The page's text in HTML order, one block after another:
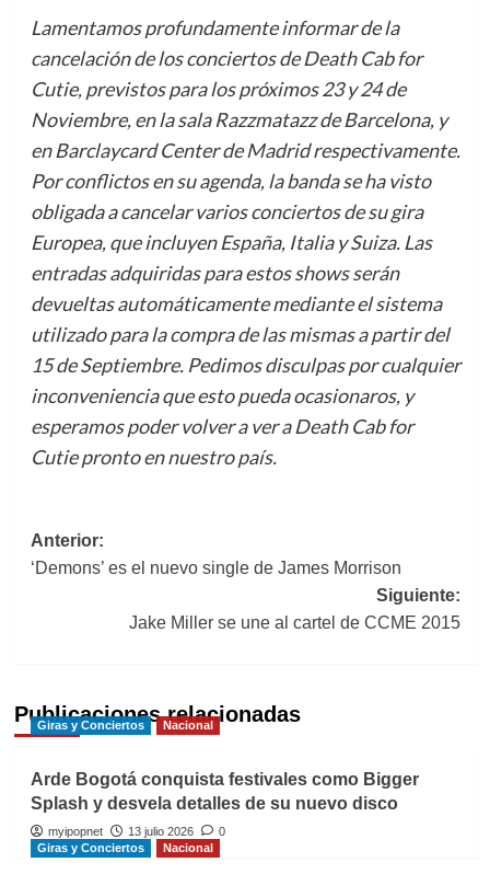
Lamentamos profundamente informar de la
cancelación de los conciertos de Death Cab for
Cutie, previstos para los próximos 23 y 24 de
Noviembre, en la sala Razzmatazz de Barcelona, y
en Barclaycard Center de Madrid respectivamente.
Por conflictos en su agenda, la banda se ha visto
obligada a cancelar varios conciertos de su gira
Europea, que incluyen España, Italia y Suiza. Las
entradas adquiridas para estos shows serán
devueltas automáticamente mediante el sistema
utilizado para la compra de las mismas a partir del
15 de Septiembre. Pedimos disculpas por cualquier
inconveniencia que esto pueda ocasionaros, y
esperamos poder volver a ver a Death Cab for
Cutie pronto en nuestro país.
Navegación
de
entradas
Anterior:
‘Demons’ es el nuevo single de James Morrison
Siguiente:
Jake Miller se une al cartel de CCME 2015
Publicaciones relacionadas
Giras y Conciertos Nacional
Arde Bogotá conquista festivales como Bigger
Splash y desvela detalles de su nuevo disco
myipopnet 13 julio 2026
0
Giras y Conciertos
Nacional